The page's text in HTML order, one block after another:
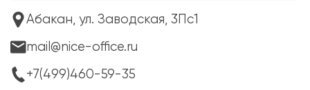
Абакан, ул. Заводская, 3Пс1
mail@nice-office.ru
+7(499)460-59-35